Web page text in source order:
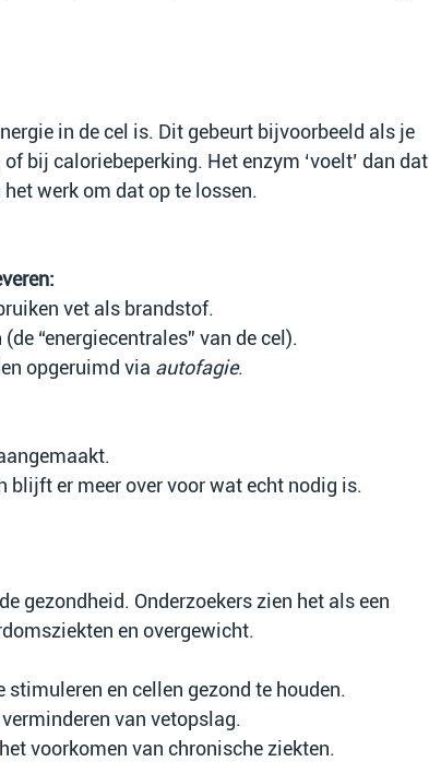
in de cel is. Dit gebeurt bijvoorbeeld als je
bij caloriebeperking. Het enzym ‘voelt’ dan dat
werk om dat op te lossen.
vet als brandstof.
“energiecentrales” van de cel).
opgeruimd via autofagie.
blijft er meer over voor wat echt nodig is.
gezondheid. Onderzoekers zien het als een
en overgewicht.
stimuleren en cellen gezond te houden.
van vetopslag.
voorkomen van chronische ziekten.